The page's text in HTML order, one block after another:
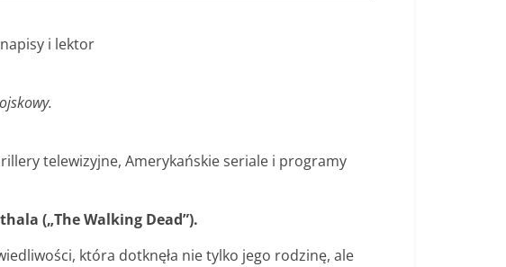
i lektor
telewizyjne, Amerykańskie seriale i programy
(„The Walking Dead”).
która dotknęła nie tylko jego rodzinę, ale